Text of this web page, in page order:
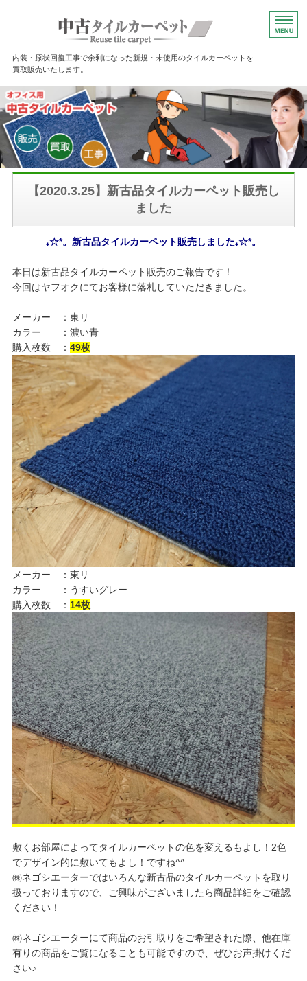
埼玉県川口市
内装・原状回復工事で余剰になった新規・未使用のタイルカーペットを
買取販売いたします。
ホーム
商品一覧
商品詳細
ご利用ガイド
【2020.3.25】新古品タイルカーペット販売し
ました
₊☆*。新古品タイルカーペット販売しました₊☆*。
本日は新古品タイルカーペット販売のご報告です！
今回はヤフオクにてお客様に落札していただきました。
メーカー ：東リ
カラー ：濃い青
購入枚数 ： 49枚
メーカー ：東リ
カラー ：うすいグレー
購入枚数 ： 14枚
敷くお部屋によってタイルカーペットの色を変えるもよし！2色
でデザイン的に敷いてもよし！ですね^^
㈱ネゴシエーターではいろんな新古品のタイルカーペットを取り
扱っておりますので、ご興味がございましたら商品詳細をご確認
ください！
㈱ネゴシエーターにて商品のお引取りをご希望された際、他在庫
有りの商品をご覧になることも可能ですので、ぜひお声掛けくだ
さい♪